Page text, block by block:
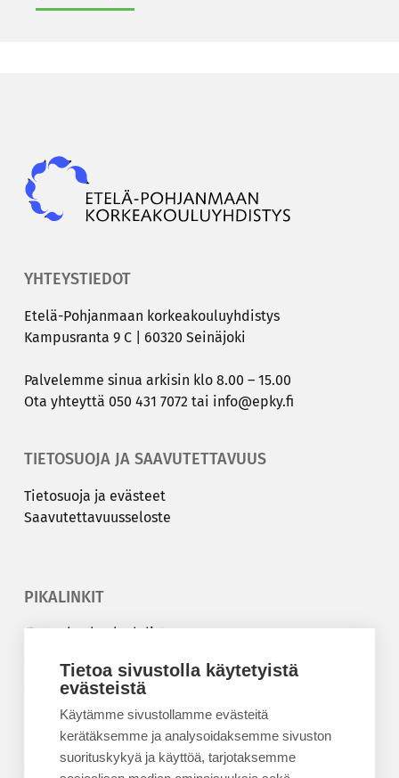
Tietoa sivustolla käytetyistä
evästeistä
Käytämme sivustollamme evästeitä
kerätäksemme ja analysoidaksemme sivuston
suorituskykyä ja käyttöä, tarjotaksemme
YHTEYSTIEDOT
Etelä-​Pohjanmaan kor­kea­kou­lu­yh­dis­tys
Kam­pus­ran­ta 9 C | 60320 Sei­nä­jo­ki
Pal­ve­lem­me sinua ar­ki­sin klo 8.00 – 15.00
Ota yh­teyt­tä 050 431 7072 tai info@epky.fi
TIETOSUOJA JA SAAVUTETTAVUUS
Tie­to­suo­ja ja eväs­teet
Saa­vu­tet­ta­vuus­se­los­te
PIKALINKIT
Korkeakouluyhdistys
Kesäyliopisto
Epanet
BLOGIT
Kesäyliopiston blogi